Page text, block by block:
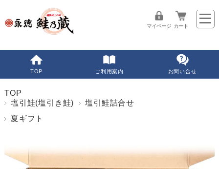
マイページ カート
TOP ご利用案内 お問い合せ
TOP
塩引鮭(塩引き鮭)
塩引鮭詰合せ
夏ギフト